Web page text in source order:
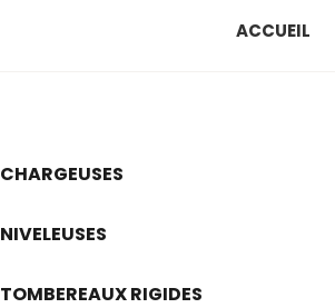
ACCUEIL
CHARGEUSES
NIVELEUSES
TOMBEREAUX RIGIDES